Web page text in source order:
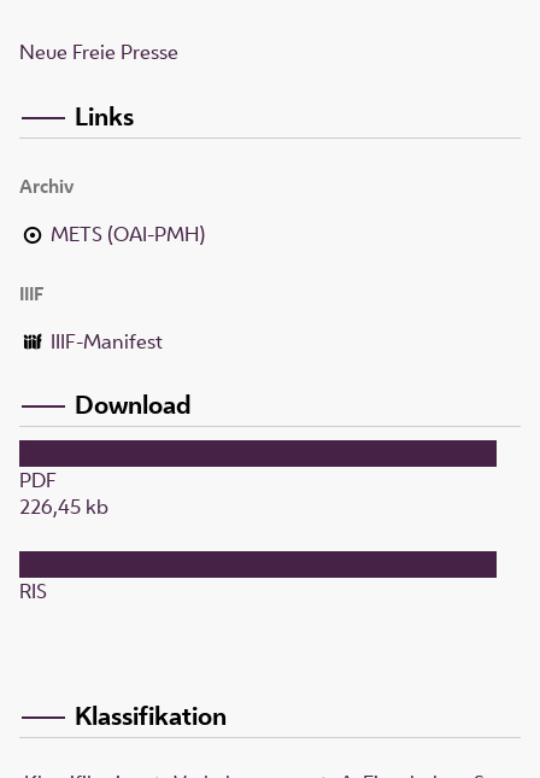
Neue Freie Presse
Links
Archiv
METS (OAI-PMH)
IIIF
IIIF-Manifest
Download
PDF
226,45 kb
RIS
Klassifikation